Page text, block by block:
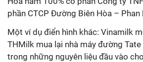
phần CTCP Đường Biên Hòa –
Một ví dụ điển hình khác: Vinamilk
THMilk mua lại nhà máy đường
trong những nguyên liệu đầu vào